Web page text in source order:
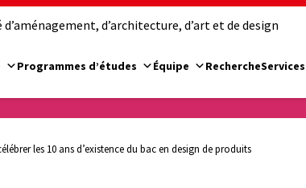
d’aménagement, d’architecture, d’art et de design
Programmes d’études Équipe RechercheServices
les 10 ans d’existence du bac en design de produits